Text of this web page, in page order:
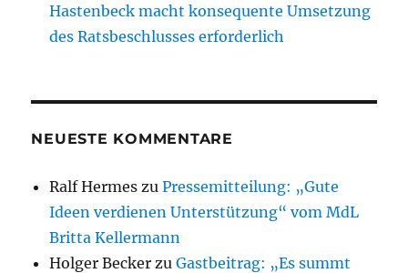
Hastenbeck macht konsequente Umsetzung
des Ratsbeschlusses erforderlich
NEUESTE KOMMENTARE
Ralf Hermes zuPressemitteilung: „Gute
Ideen verdienen Unterstützung“ vom MdL
Britta Kellermann
Holger Becker zuGastbeitrag: „Es summt